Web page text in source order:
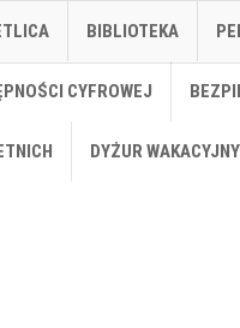
BIBLIOTEKA
CYFROWEJ
DYŻUR WAKACYJNY